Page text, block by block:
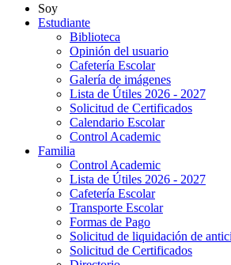
Soy
Estudiante
Biblioteca
Opinión del usuario
Cafetería Escolar
Galería de imágenes
Lista de Útiles 2026 - 2027
Solicitud de Certificados
Calendario Escolar
Control Academic
Familia
Control Academic
Lista de Útiles 2026 - 2027
Cafetería Escolar
Transporte Escolar
Formas de Pago
Solicitud de liquidación de
Solicitud de Certificados